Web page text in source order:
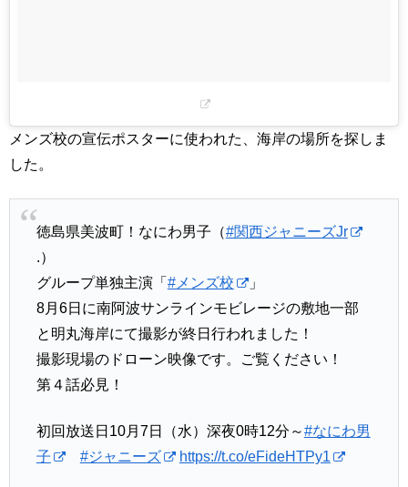
メンズ校の宣伝ポスターに使われた、海岸の場所を探しま
した。
徳島県美波町！なにわ男子（#関西ジャニーズJr
.）
グループ単独主演「 #メンズ校
」
8月6日に南阿波サンラインモビレージの敷地一部
と明丸海岸にて撮影が終日行われました！
撮影現場のドローン映像です。ご覧ください！
第４話必見！
初回放送日10月7日（水）深夜0時12分～#なにわ男
子
#ジャニーズ https://t.co/eFideHTPy1